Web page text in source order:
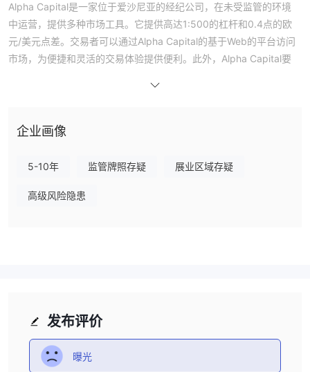
Alpha Capital是一家位于爱沙尼亚的经纪公司，在未受监管的环境
中运营，提供多种市场工具。它提供高达1:500的杠杆和0.4点的欧
元/美元点差。交易者可以通过Alpha Capital的基于Web的平台访问
市场，为便捷和灵活的交易体验提供便利。此外，Alpha Capital要
息。文章结束时，我们将提供简洁的摘要，以便您全面了解经纪商的
优点和缺点
优点：
- 竞争性点差：Alpha Capital提供从0.4点起的低点差，通过降低交
- 未受监管的状态：Alpha Capital在未受监管的环境中运营，引发对
投资者保护和监管的担忧，可能使交易者面临更高的风险。
- 网站无法访问：关于官方网站无法访问的报道引发了对Alpha
企业画像
5-10年 监管牌照存疑 展业区域存疑
高级风险隐患
发布评价
曝光